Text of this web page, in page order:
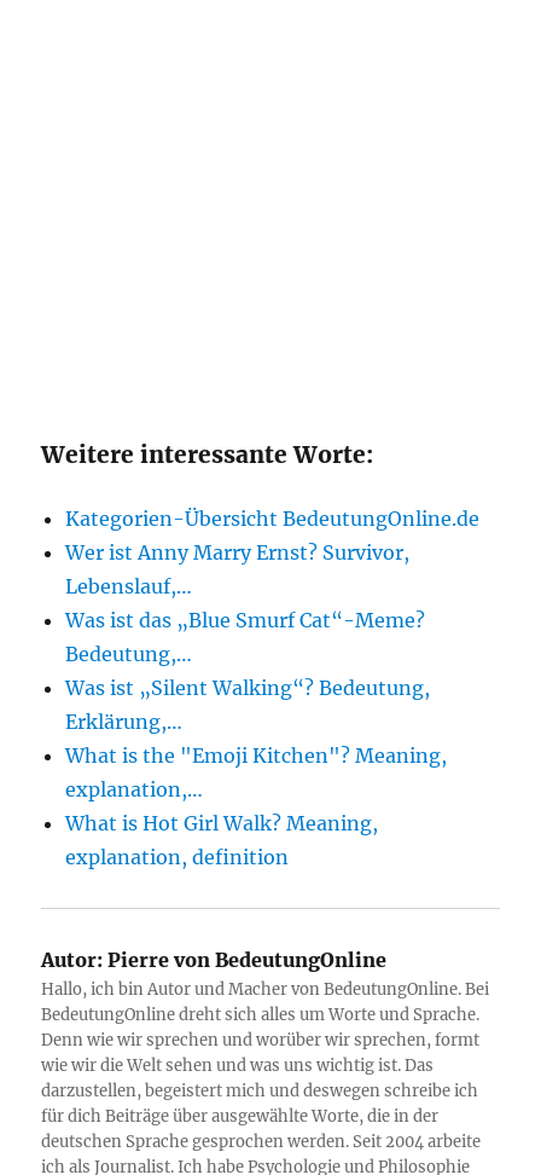
Weitere interessante Worte:
Kategorien-Übersicht BedeutungOnline.de
Wer ist Anny Marry Ernst? Survivor,
Lebenslauf,…
Was ist das „Blue Smurf Cat“-Meme?
Bedeutung,…
Was ist „Silent Walking“? Bedeutung,
Erklärung,…
What is the "Emoji Kitchen"? Meaning,
explanation,…
What is Hot Girl Walk? Meaning,
explanation, definition
Autor: Pierre von BedeutungOnline
Hallo, ich bin Autor und Macher von BedeutungOnline. Bei
BedeutungOnline dreht sich alles um Worte und Sprache.
Denn wie wir sprechen und worüber wir sprechen, formt
wie wir die Welt sehen und was uns wichtig ist. Das
darzustellen, begeistert mich und deswegen schreibe ich
für dich Beiträge über ausgewählte Worte, die in der
deutschen Sprache gesprochen werden. Seit 2004 arbeite
ich als Journalist. Ich habe Psychologie und Philosophie